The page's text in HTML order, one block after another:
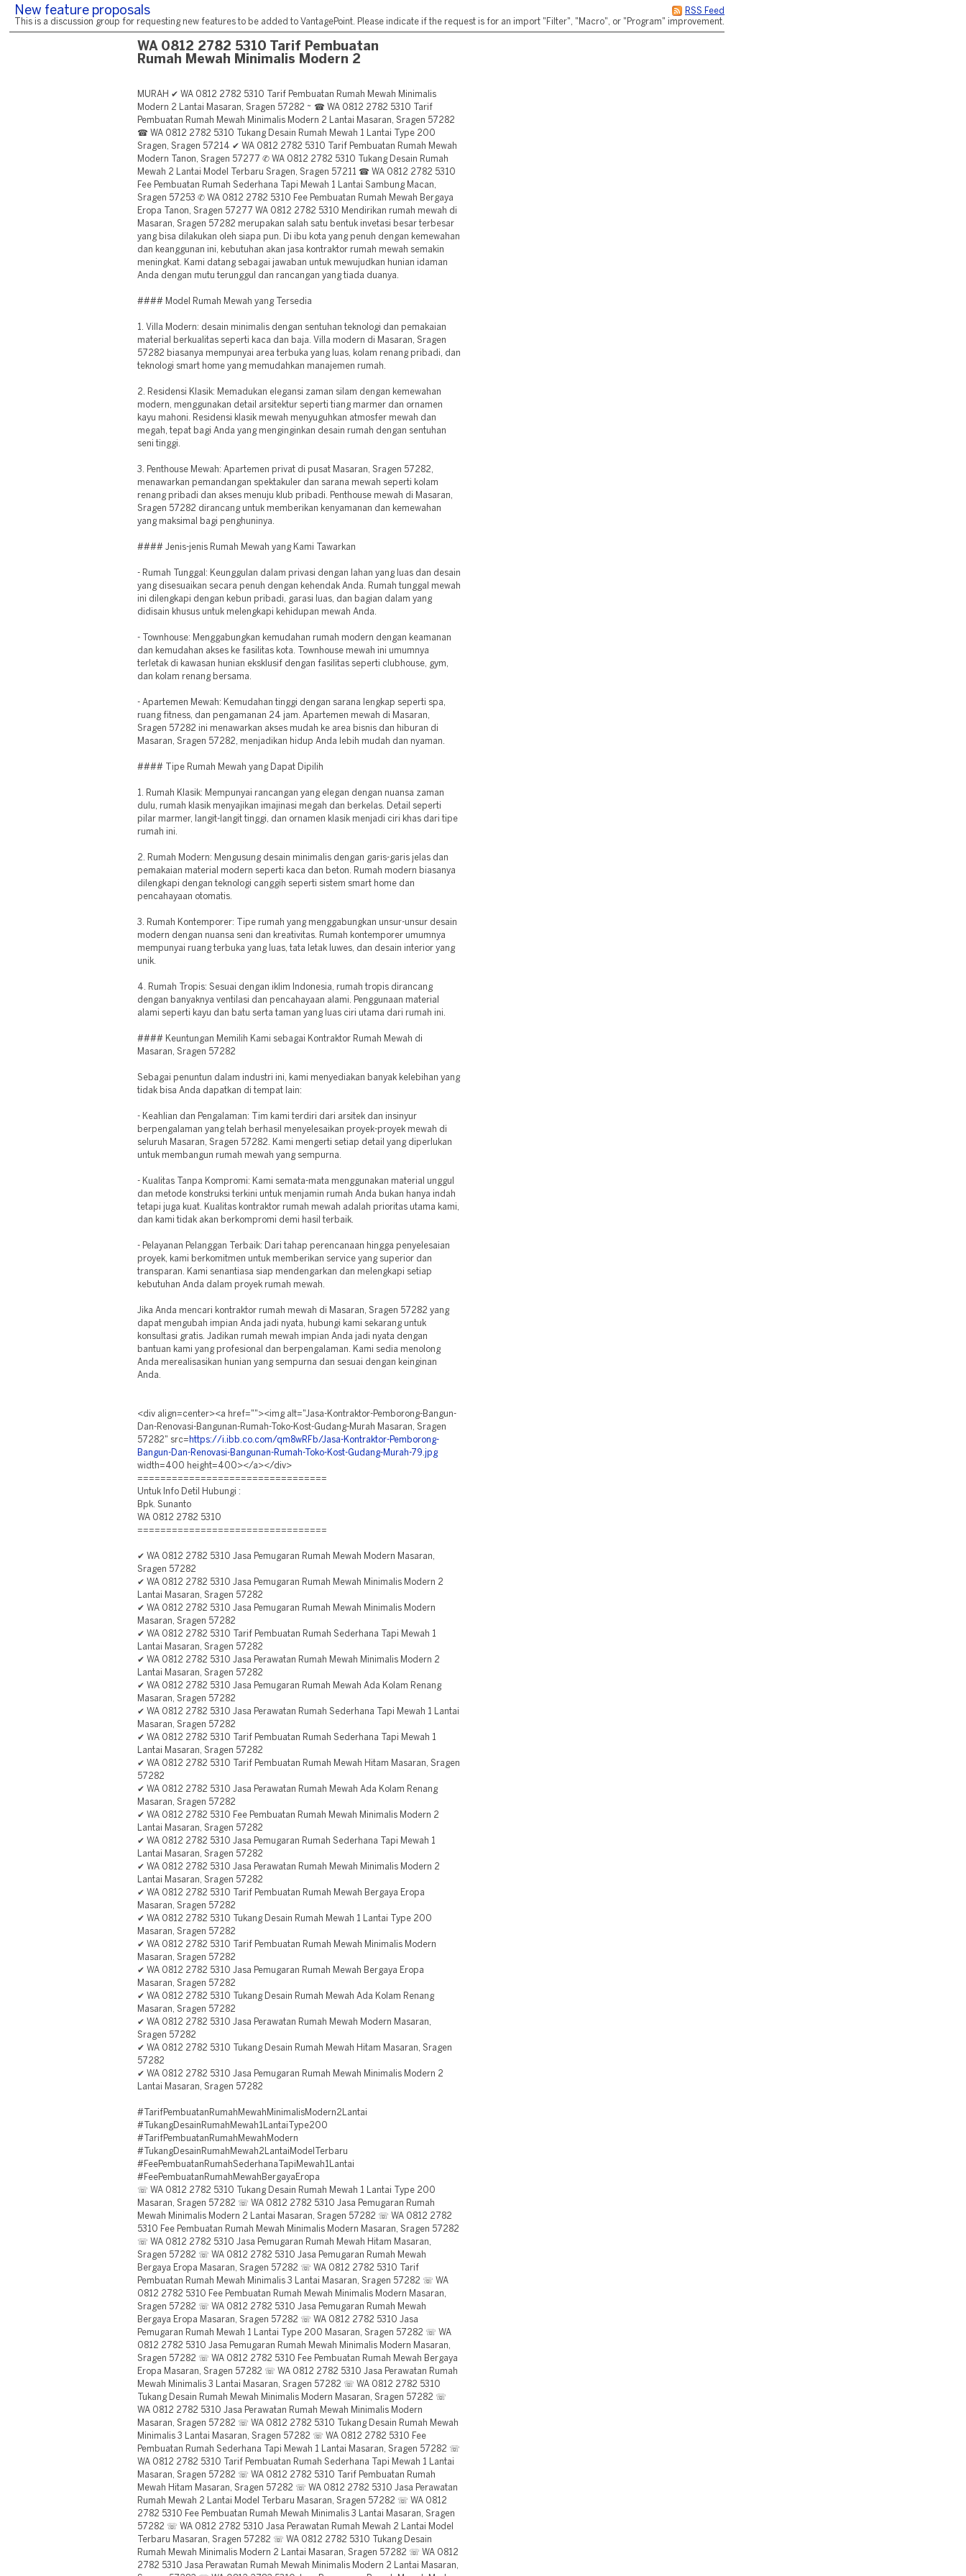
RSS Feed
New feature proposals
This is a discussion group for requesting new features to be added to VantagePoint. Please indicate if the request is for an import "Filter", "Macro", or "Program" improvement.
WA 0812 2782 5310 Tarif Pembuatan
Rumah Mewah Minimalis Modern 2
MURAH ✔ WA 0812 2782 5310 Tarif Pembuatan Rumah Mewah Minimalis
Modern 2 Lantai Masaran, Sragen 57282 ~ ☎ WA 0812 2782 5310 Tarif
Pembuatan Rumah Mewah Minimalis Modern 2 Lantai Masaran, Sragen 57282
☎ WA 0812 2782 5310 Tukang Desain Rumah Mewah 1 Lantai Type 200
Sragen, Sragen 57214 ✔ WA 0812 2782 5310 Tarif Pembuatan Rumah Mewah
Modern Tanon, Sragen 57277 ✆ WA 0812 2782 5310 Tukang Desain Rumah
Mewah 2 Lantai Model Terbaru Sragen, Sragen 57211 ☎ WA 0812 2782 5310
Fee Pembuatan Rumah Sederhana Tapi Mewah 1 Lantai Sambung Macan,
Sragen 57253 ✆ WA 0812 2782 5310 Fee Pembuatan Rumah Mewah Bergaya
Eropa Tanon, Sragen 57277 WA 0812 2782 5310 Mendirikan rumah mewah di
Masaran, Sragen 57282 merupakan salah satu bentuk invetasi besar terbesar
yang bisa dilakukan oleh siapa pun. Di ibu kota yang penuh dengan kemewahan
dan keanggunan ini, kebutuhan akan jasa kontraktor rumah mewah semakin
meningkat. Kami datang sebagai jawaban untuk mewujudkan hunian idaman
Anda dengan mutu terunggul dan rancangan yang tiada duanya.
#### Model Rumah Mewah yang Tersedia
1. Villa Modern: desain minimalis dengan sentuhan teknologi dan pemakaian
material berkualitas seperti kaca dan baja. Villa modern di Masaran, Sragen
57282 biasanya mempunyai area terbuka yang luas, kolam renang pribadi, dan
teknologi smart home yang memudahkan manajemen rumah.
2. Residensi Klasik: Memadukan elegansi zaman silam dengan kemewahan
modern, menggunakan detail arsitektur seperti tiang marmer dan ornamen
kayu mahoni. Residensi klasik mewah menyuguhkan atmosfer mewah dan
megah, tepat bagi Anda yang menginginkan desain rumah dengan sentuhan
seni tinggi.
3. Penthouse Mewah: Apartemen privat di pusat Masaran, Sragen 57282,
menawarkan pemandangan spektakuler dan sarana mewah seperti kolam
renang pribadi dan akses menuju klub pribadi. Penthouse mewah di Masaran,
Sragen 57282 dirancang untuk memberikan kenyamanan dan kemewahan
yang maksimal bagi penghuninya.
#### Jenis-jenis Rumah Mewah yang Kami Tawarkan
- Rumah Tunggal: Keunggulan dalam privasi dengan lahan yang luas dan desain
yang disesuaikan secara penuh dengan kehendak Anda. Rumah tunggal mewah
ini dilengkapi dengan kebun pribadi, garasi luas, dan bagian dalam yang
didisain khusus untuk melengkapi kehidupan mewah Anda.
- Townhouse: Menggabungkan kemudahan rumah modern dengan keamanan
dan kemudahan akses ke fasilitas kota. Townhouse mewah ini umumnya
terletak di kawasan hunian eksklusif dengan fasilitas seperti clubhouse, gym,
dan kolam renang bersama.
- Apartemen Mewah: Kemudahan tinggi dengan sarana lengkap seperti spa,
ruang fitness, dan pengamanan 24 jam. Apartemen mewah di Masaran,
Sragen 57282 ini menawarkan akses mudah ke area bisnis dan hiburan di
Masaran, Sragen 57282, menjadikan hidup Anda lebih mudah dan nyaman.
#### Tipe Rumah Mewah yang Dapat Dipilih
1. Rumah Klasik: Mempunyai rancangan yang elegan dengan nuansa zaman
dulu, rumah klasik menyajikan imajinasi megah dan berkelas. Detail seperti
pilar marmer, langit-langit tinggi, dan ornamen klasik menjadi ciri khas dari tipe
rumah ini.
2. Rumah Modern: Mengusung desain minimalis dengan garis-garis jelas dan
pemakaian material modern seperti kaca dan beton. Rumah modern biasanya
dilengkapi dengan teknologi canggih seperti sistem smart home dan
pencahayaan otomatis.
3. Rumah Kontemporer: Tipe rumah yang menggabungkan unsur-unsur desain
modern dengan nuansa seni dan kreativitas. Rumah kontemporer umumnya
mempunyai ruang terbuka yang luas, tata letak luwes, dan desain interior yang
unik.
4. Rumah Tropis: Sesuai dengan iklim Indonesia, rumah tropis dirancang
dengan banyaknya ventilasi dan pencahayaan alami. Penggunaan material
alami seperti kayu dan batu serta taman yang luas ciri utama dari rumah ini.
#### Keuntungan Memilih Kami sebagai Kontraktor Rumah Mewah di
Masaran, Sragen 57282
Sebagai penuntun dalam industri ini, kami menyediakan banyak kelebihan yang
tidak bisa Anda dapatkan di tempat lain:
- Keahlian dan Pengalaman: Tim kami terdiri dari arsitek dan insinyur
berpengalaman yang telah berhasil menyelesaikan proyek-proyek mewah di
seluruh Masaran, Sragen 57282. Kami mengerti setiap detail yang diperlukan
untuk membangun rumah mewah yang sempurna.
- Kualitas Tanpa Kompromi: Kami semata-mata menggunakan material unggul
dan metode konstruksi terkini untuk menjamin rumah Anda bukan hanya indah
tetapi juga kuat. Kualitas kontraktor rumah mewah adalah prioritas utama kami,
dan kami tidak akan berkompromi demi hasil terbaik.
- Pelayanan Pelanggan Terbaik: Dari tahap perencanaan hingga penyelesaian
proyek, kami berkomitmen untuk memberikan service yang superior dan
transparan. Kami senantiasa siap mendengarkan dan melengkapi setiap
kebutuhan Anda dalam proyek rumah mewah.
Jika Anda mencari kontraktor rumah mewah di Masaran, Sragen 57282 yang
dapat mengubah impian Anda jadi nyata, hubungi kami sekarang untuk
konsultasi gratis. Jadikan rumah mewah impian Anda jadi nyata dengan
bantuan kami yang profesional dan berpengalaman. Kami sedia menolong
Anda merealisasikan hunian yang sempurna dan sesuai dengan keinginan
Anda.
<div align=center><a href=""><img alt="Jasa-Kontraktor-Pemborong-Bangun-
Dan-Renovasi-Bangunan-Rumah-Toko-Kost-Gudang-Murah Masaran, Sragen
57282" src= https://i.ibb.co.com/qm8wRFb/Jasa-Kontraktor-Pemborong-
Bangun-Dan-Renovasi-Bangunan-Rumah-Toko-Kost-Gudang-Murah-79.jpg
width=400 height=400></a></div>
=================================
Untuk Info Detil Hubungi :
Bpk. Sunanto
WA 0812 2782 5310
=================================
✔ WA 0812 2782 5310 Jasa Pemugaran Rumah Mewah Modern Masaran,
Sragen 57282
✔ WA 0812 2782 5310 Jasa Pemugaran Rumah Mewah Minimalis Modern 2
Lantai Masaran, Sragen 57282
✔ WA 0812 2782 5310 Jasa Pemugaran Rumah Mewah Minimalis Modern
Masaran, Sragen 57282
✔ WA 0812 2782 5310 Tarif Pembuatan Rumah Sederhana Tapi Mewah 1
Lantai Masaran, Sragen 57282
✔ WA 0812 2782 5310 Jasa Perawatan Rumah Mewah Minimalis Modern 2
Lantai Masaran, Sragen 57282
✔ WA 0812 2782 5310 Jasa Pemugaran Rumah Mewah Ada Kolam Renang
Masaran, Sragen 57282
✔ WA 0812 2782 5310 Jasa Perawatan Rumah Sederhana Tapi Mewah 1 Lantai
Masaran, Sragen 57282
✔ WA 0812 2782 5310 Tarif Pembuatan Rumah Sederhana Tapi Mewah 1
Lantai Masaran, Sragen 57282
✔ WA 0812 2782 5310 Tarif Pembuatan Rumah Mewah Hitam Masaran, Sragen
57282
✔ WA 0812 2782 5310 Jasa Perawatan Rumah Mewah Ada Kolam Renang
Masaran, Sragen 57282
✔ WA 0812 2782 5310 Fee Pembuatan Rumah Mewah Minimalis Modern 2
Lantai Masaran, Sragen 57282
✔ WA 0812 2782 5310 Jasa Pemugaran Rumah Sederhana Tapi Mewah 1
Lantai Masaran, Sragen 57282
✔ WA 0812 2782 5310 Jasa Perawatan Rumah Mewah Minimalis Modern 2
Lantai Masaran, Sragen 57282
✔ WA 0812 2782 5310 Tarif Pembuatan Rumah Mewah Bergaya Eropa
Masaran, Sragen 57282
✔ WA 0812 2782 5310 Tukang Desain Rumah Mewah 1 Lantai Type 200
Masaran, Sragen 57282
✔ WA 0812 2782 5310 Tarif Pembuatan Rumah Mewah Minimalis Modern
Masaran, Sragen 57282
✔ WA 0812 2782 5310 Jasa Pemugaran Rumah Mewah Bergaya Eropa
Masaran, Sragen 57282
✔ WA 0812 2782 5310 Tukang Desain Rumah Mewah Ada Kolam Renang
Masaran, Sragen 57282
✔ WA 0812 2782 5310 Jasa Perawatan Rumah Mewah Modern Masaran,
Sragen 57282
✔ WA 0812 2782 5310 Tukang Desain Rumah Mewah Hitam Masaran, Sragen
57282
✔ WA 0812 2782 5310 Jasa Pemugaran Rumah Mewah Minimalis Modern 2
Lantai Masaran, Sragen 57282
#TarifPembuatanRumahMewahMinimalisModern2Lantai
#TukangDesainRumahMewah1LantaiType200
#TarifPembuatanRumahMewahModern
#TukangDesainRumahMewah2LantaiModelTerbaru
#FeePembuatanRumahSederhanaTapiMewah1Lantai
#FeePembuatanRumahMewahBergayaEropa
☏ WA 0812 2782 5310 Tukang Desain Rumah Mewah 1 Lantai Type 200
Masaran, Sragen 57282 ☏ WA 0812 2782 5310 Jasa Pemugaran Rumah
Mewah Minimalis Modern 2 Lantai Masaran, Sragen 57282 ☏ WA 0812 2782
5310 Fee Pembuatan Rumah Mewah Minimalis Modern Masaran, Sragen 57282
☏ WA 0812 2782 5310 Jasa Pemugaran Rumah Mewah Hitam Masaran,
Sragen 57282 ☏ WA 0812 2782 5310 Jasa Pemugaran Rumah Mewah
Bergaya Eropa Masaran, Sragen 57282 ☏ WA 0812 2782 5310 Tarif
Pembuatan Rumah Mewah Minimalis 3 Lantai Masaran, Sragen 57282 ☏ WA
0812 2782 5310 Fee Pembuatan Rumah Mewah Minimalis Modern Masaran,
Sragen 57282 ☏ WA 0812 2782 5310 Jasa Pemugaran Rumah Mewah
Bergaya Eropa Masaran, Sragen 57282 ☏ WA 0812 2782 5310 Jasa
Pemugaran Rumah Mewah 1 Lantai Type 200 Masaran, Sragen 57282 ☏ WA
0812 2782 5310 Jasa Pemugaran Rumah Mewah Minimalis Modern Masaran,
Sragen 57282 ☏ WA 0812 2782 5310 Fee Pembuatan Rumah Mewah Bergaya
Eropa Masaran, Sragen 57282 ☏ WA 0812 2782 5310 Jasa Perawatan Rumah
Mewah Minimalis 3 Lantai Masaran, Sragen 57282 ☏ WA 0812 2782 5310
Tukang Desain Rumah Mewah Minimalis Modern Masaran, Sragen 57282 ☏
WA 0812 2782 5310 Jasa Perawatan Rumah Mewah Minimalis Modern
Masaran, Sragen 57282 ☏ WA 0812 2782 5310 Tukang Desain Rumah Mewah
Minimalis 3 Lantai Masaran, Sragen 57282 ☏ WA 0812 2782 5310 Fee
Pembuatan Rumah Sederhana Tapi Mewah 1 Lantai Masaran, Sragen 57282 ☏
WA 0812 2782 5310 Tarif Pembuatan Rumah Sederhana Tapi Mewah 1 Lantai
Masaran, Sragen 57282 ☏ WA 0812 2782 5310 Tarif Pembuatan Rumah
Mewah Hitam Masaran, Sragen 57282 ☏ WA 0812 2782 5310 Jasa Perawatan
Rumah Mewah 2 Lantai Model Terbaru Masaran, Sragen 57282 ☏ WA 0812
2782 5310 Fee Pembuatan Rumah Mewah Minimalis 3 Lantai Masaran, Sragen
57282 ☏ WA 0812 2782 5310 Jasa Perawatan Rumah Mewah 2 Lantai Model
Terbaru Masaran, Sragen 57282 ☏ WA 0812 2782 5310 Tukang Desain
Rumah Mewah Minimalis Modern 2 Lantai Masaran, Sragen 57282 ☏ WA 0812
2782 5310 Jasa Perawatan Rumah Mewah Minimalis Modern 2 Lantai Masaran,